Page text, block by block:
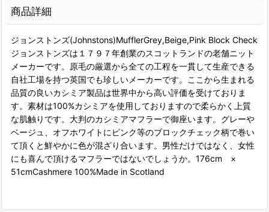
商品詳細
ジョンストンズ(Johnstons)MufflerGrey,Beige,Pink Block Check
ジョンストンズは１７９７年創業のスコットランドの老舗ニット
メーカーです。原毛の厳選から全ての工程を一貫して生産できる
自社工場を持つ英国でも珍しいメーカーです。ここから生まれる
品質の良いカシミア製品は世界中から高い評価を受けておりま
す。素材は100%カシミアを使用しておりますので柔らかく上質
な肌触りです。大判のカシミアマフラーで御座います。グレーや
ベージュ、オフホワイトにピンク等のブロックチェック柄で巻い
て頂くと鮮やかに色が混ざり合います。男性だけではなく、女性
にも喜んで頂けるマフラーではないでしょうか。176cm ×
51cmCashmere 100%Made in Scotland